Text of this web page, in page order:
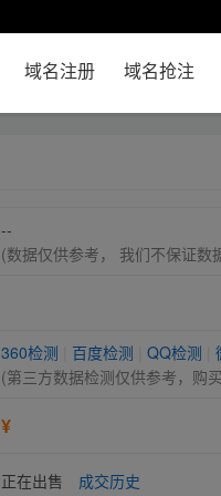
域名注册 域名抢注
--
(数据仅供参考， 我们不保证数
360检测 百度检测 QQ检测
(第三方数据检测仅供参考，购
¥
正在出售 成交历史